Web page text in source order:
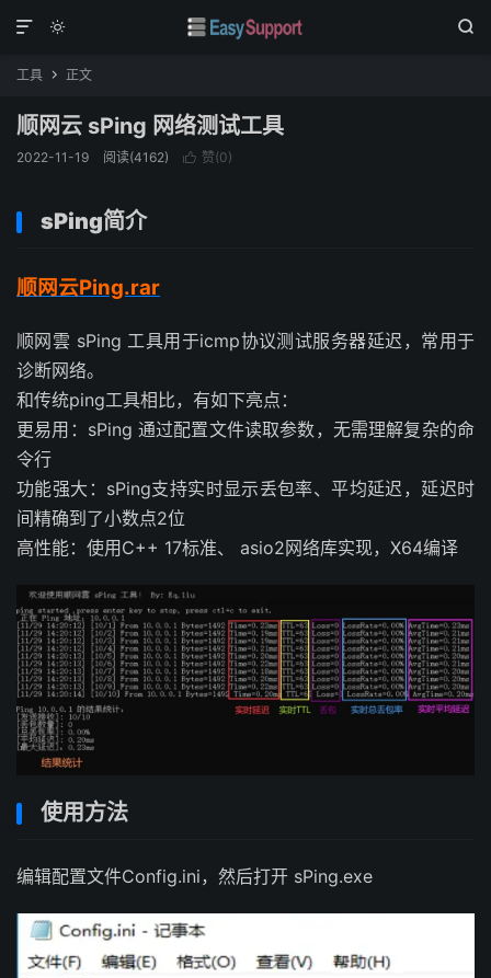
 

工具  正文
顺网云 sPing 网络测试工具
2022-11-19 阅读(4162)  赞(0)
sPing简介
顺网云Ping.rar
顺网雲 sPing 工具用于icmp协议测试服务器延迟，常用于
诊断网络。
和传统ping工具相比，有如下亮点：
更易用：sPing 通过配置文件读取参数，无需理解复杂的命
令行
功能强大：sPing支持实时显示丢包率、平均延迟，延迟时
间精确到了小数点2位
高性能：使用C++ 17标准、 asio2网络库实现，X64编译
使用方法
编辑配置文件Config.ini，然后打开 sPing.exe